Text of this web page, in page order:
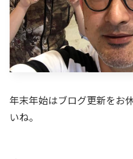
年末年始はブログ更新をお
いね。